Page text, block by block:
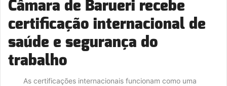
Câmara de Barueri recebe
certificação internacional de
saúde e segurança do
trabalho
As certificações internacionais funcionam como uma